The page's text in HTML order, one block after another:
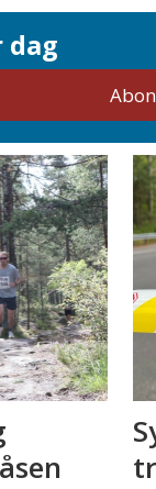
dag